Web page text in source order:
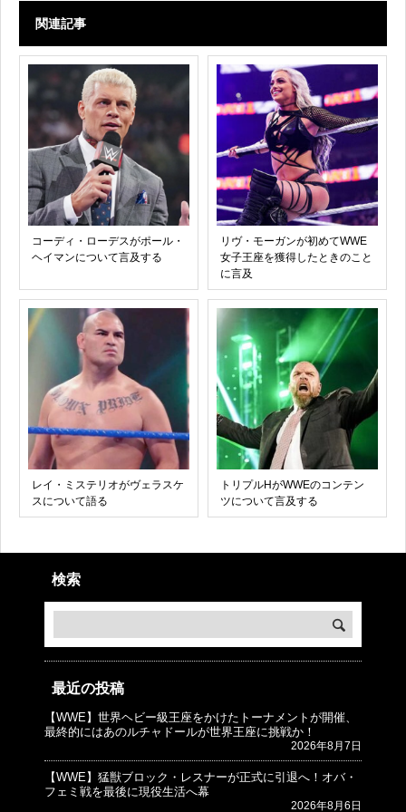
関連記事
コーディ・ローデスがポール・
ヘイマンについて言及する
リヴ・モーガンが初めてWWE
女子王座を獲得したときのこと
に言及
レイ・ミステリオがヴェラスケ
スについて語る
トリプルHがWWEのコンテン
ツについて言及する
検索
最近の投稿
【WWE】世界ヘビー級王座をかけたトーナメントが開催、
最終的にはあのルチャドールが世界王座に挑戦か！
2026年8月7日
【WWE】猛獣ブロック・レスナーが正式に引退へ！オバ・
フェミ戦を最後に現役生活へ幕
2026年8月6日
© プロレスJunkie ～WWEの最新情報 USA～